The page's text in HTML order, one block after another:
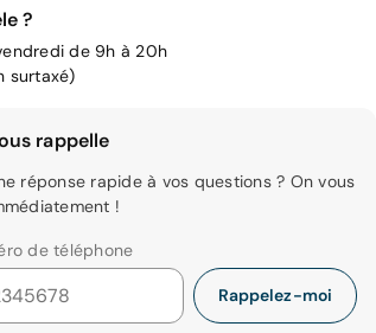
?
de 9h à 20h
surtaxé)
rappelle
réponse rapide à vos questions ? On vous
!
de téléphone
Rappelez-moi